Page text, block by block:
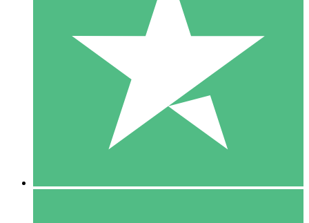
Individuele Creditpakketten
Betaal per gebruik met downloadtegoeden. Geen maandelijkse
1000